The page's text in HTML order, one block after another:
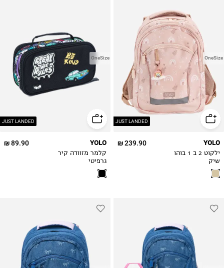
JUST LANDED
OneSize
239.90 ₪ YOLO
ילקוט 2 ב 1 בוהו
שיק
JUST LANDED
OneSize
89.90 ₪ YOLO
קלמר מזוודה קיר
גרפיטי